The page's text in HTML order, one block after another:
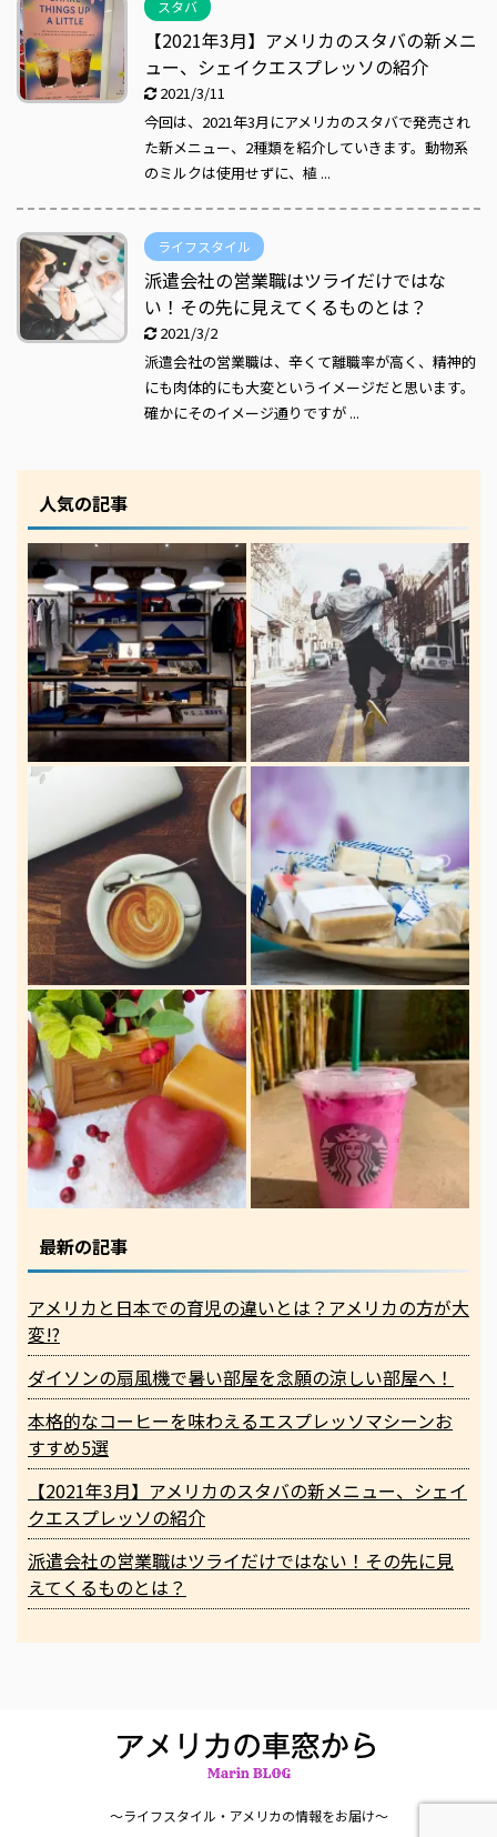
スタバ
【2021年3月】アメリカのスタバの新メニ
ュー、シェイクエスプレッソの紹介
2021/3/11
今回は、2021年3月にアメリカのスタバで発売され
た新メニュー、2種類を紹介していきます。動物系
のミルクは使用せずに、植 ...
ライフスタイル
派遣会社の営業職はツライだけではな
い！その先に見えてくるものとは？
2021/3/2
派遣会社の営業職は、辛くて離職率が高く、精神的
にも肉体的にも大変というイメージだと思います。
確かにそのイメージ通りですが ...
人気の記事
最新の記事
アメリカと日本での育児の違いとは？アメリカの方が大
変!?
ダイソンの扇風機で暑い部屋を念願の涼しい部屋へ！
本格的なコーヒーを味わえるエスプレッソマシーンお
すすめ5選
【2021年3月】アメリカのスタバの新メニュー、シェイ
クエスプレッソの紹介
派遣会社の営業職はツライだけではない！その先に見
えてくるものとは？
〜ライフスタイル・アメリカの情報をお届け〜